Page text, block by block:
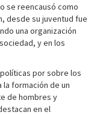
se reencausó como
desde su juventud fue
una organización
y en los
por sobre los
formación de un
de hombres y
en el